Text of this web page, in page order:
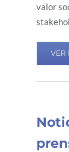
valor
VER